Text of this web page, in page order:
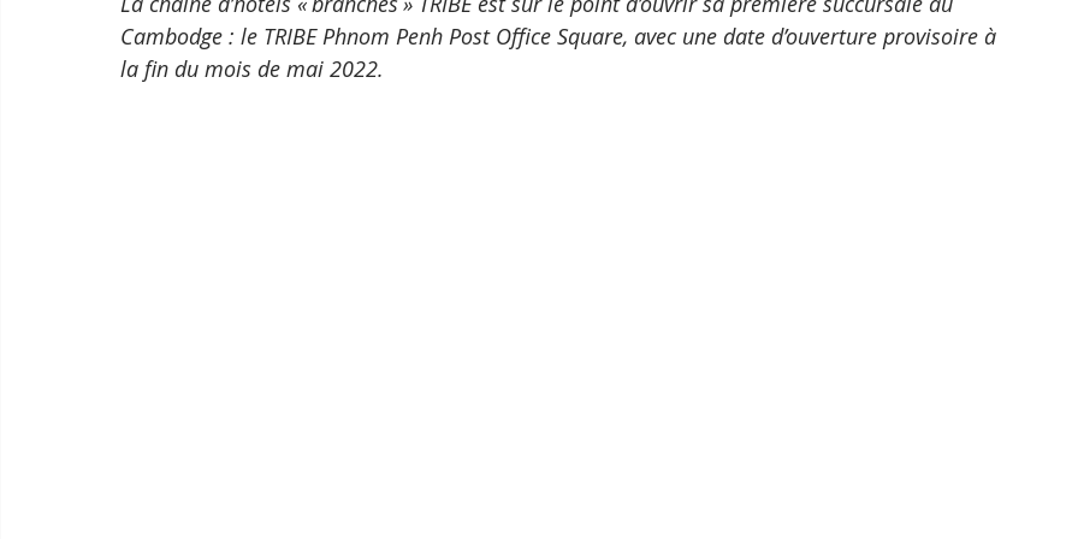
Cambodge : le TRIBE Phnom Penh Post Office Square, avec une date d’ouverture provisoire à
la fin du mois de mai 2022.